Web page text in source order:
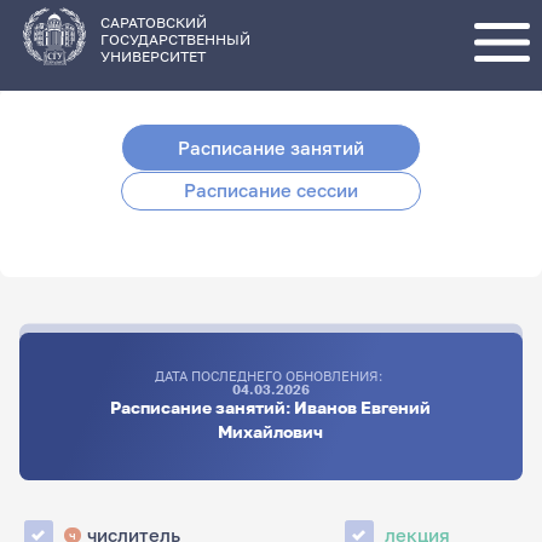
основному
содержанию
САРАТОВСКИЙ
ГОСУДАРСТВЕННЫЙ
УНИВЕРСИТЕТ
Расписание занятий
Расписание сессии
ДАТА ПОСЛЕДНЕГО ОБНОВЛЕНИЯ:
04.03.2026
Расписание занятий: Иванов Евгений
Михайлович
ч числитель
лекция